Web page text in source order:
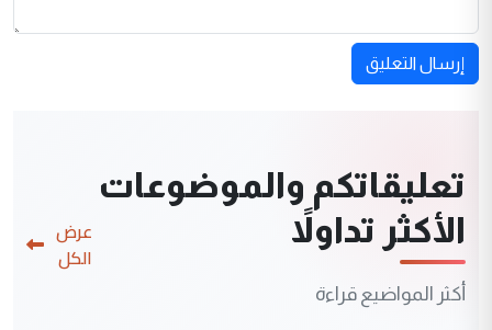
إرسال التعليق
تعليقاتكم والموضوعات
الأكثر تداولاً
أكثر المواضيع قراءة
عرض
الكل